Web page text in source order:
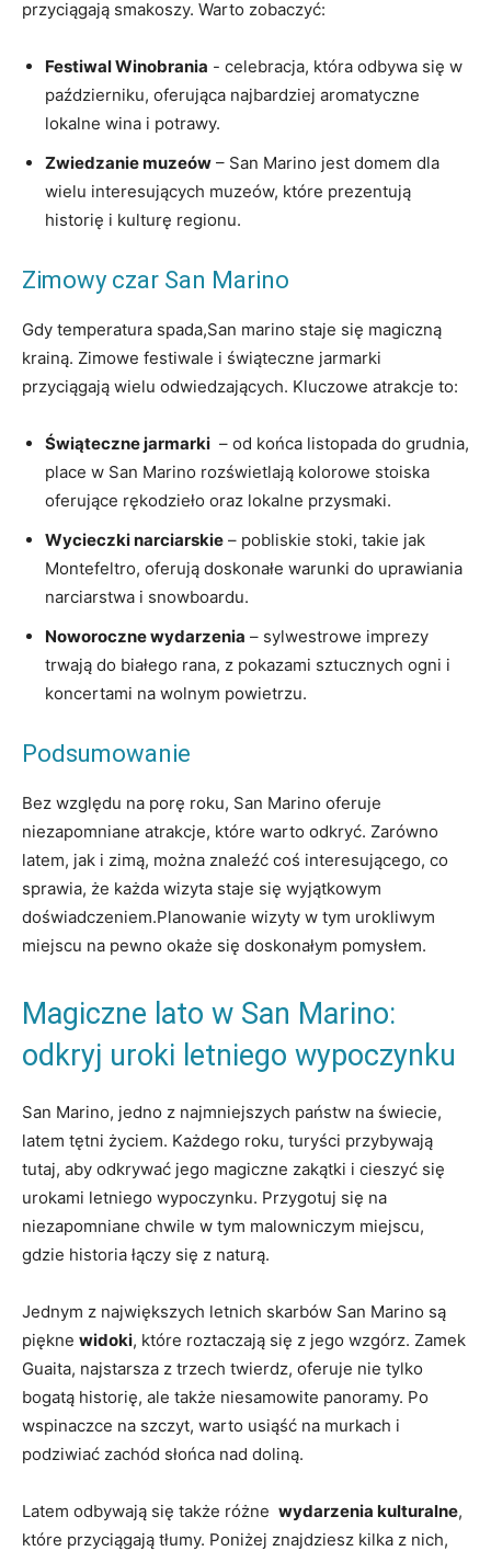
przyciągają smakoszy. Warto zobaczyć:
Festiwal Winobrania ‌- celebracja, która‍ odbywa się w​
październiku, oferująca najbardziej ​aromatyczne
lokalne wina‍ i potrawy.
Zwiedzanie⁤ muzeów – San Marino jest domem dla
wielu⁢ interesujących muzeów, które prezentują
historię ⁣i kulturę regionu.
Zimowy⁢ czar San ​Marino
Gdy temperatura⁣ spada,San marino staje się magiczną
krainą. Zimowe festiwale i⁢ świąteczne ​jarmarki
przyciągają wielu⁣ odwiedzających.⁤ Kluczowe atrakcje⁣ to:
Świąteczne jarmarki ⁣ – ⁣od końca ‍listopada do grudnia,
place w ​San Marino‌ rozświetlają⁣ kolorowe⁤ stoiska
oferujące rękodzieło oraz lokalne przysmaki.
Wycieczki narciarskie – pobliskie ⁣stoki, takie jak
Montefeltro, oferują doskonałe ‍warunki do uprawiania
narciarstwa​ i snowboardu.
Noworoczne wydarzenia – sylwestrowe imprezy
trwają do​ białego rana, z pokazami sztucznych ogni​ i
⁢koncertami‍ na wolnym powietrzu.
Podsumowanie
Bez​ względu na porę roku, San ​Marino ‌oferuje
⁤niezapomniane atrakcje, które warto odkryć. ‌Zarówno
⁤latem, jak ‍i zimą, można⁤ znaleźć coś​ interesującego, co
sprawia,⁤ że każda wizyta staje‌ się ⁤wyjątkowym
‌doświadczeniem.Planowanie wizyty ​w tym urokliwym‍
miejscu ⁣na pewno okaże ‍się doskonałym ‍pomysłem.
Magiczne​ lato⁤ w San Marino:
odkryj uroki‍ letniego wypoczynku
San ⁤Marino, jedno‍ z​ najmniejszych państw‌ na świecie,
latem tętni życiem. Każdego roku, turyści przybywają
tutaj, aby odkrywać jego​ magiczne zakątki i ‌cieszyć ⁢się
urokami letniego wypoczynku.⁣ Przygotuj się na
⁤niezapomniane chwile‍ w tym malowniczym ‍miejscu,
gdzie ⁢historia łączy się z ‌naturą.
Jednym ⁤z największych letnich skarbów San Marino⁣ są
piękne widoki, które roztaczają ⁤się z jego wzgórz. Zamek
Guaita, najstarsza z trzech twierdz, oferuje nie tylko
⁣bogatą historię,​ ale ⁣także niesamowite panoramy. Po
wspinaczce‌ na szczyt, warto ‌usiąść⁤ na ‍murkach i
podziwiać zachód słońca nad doliną.
Latem odbywają się ‌także różne ‌ wydarzenia kulturalne,
⁢które przyciągają tłumy. ⁣Poniżej znajdziesz ‌kilka z nich,